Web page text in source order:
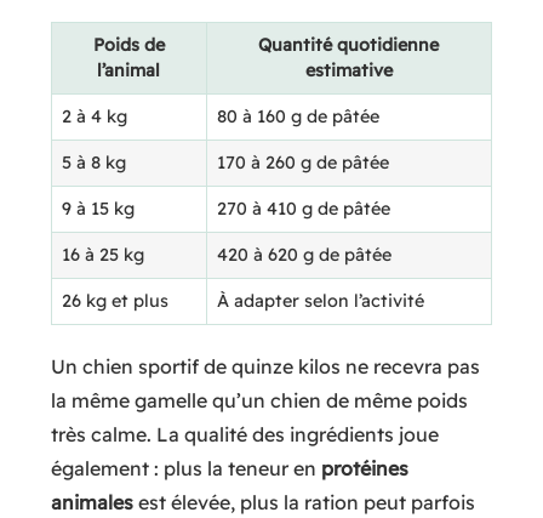
Poids de
l’animal
Quantité quotidienne
estimative
2 à 4 kg 80 à 160 g de pâtée
5 à 8 kg 170 à 260 g de pâtée
9 à 15 kg 270 à 410 g de pâtée
16 à 25 kg 420 à 620 g de pâtée
26 kg et plus À adapter selon l’activité
Un chien sportif de quinze kilos ne recevra pas
la même gamelle qu’un chien de même poids
très calme. La qualité des ingrédients joue
également : plus la teneur en protéines
animalesest élevée, plus la ration peut parfois